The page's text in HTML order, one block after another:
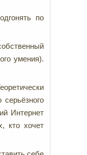
по
умения).
Интернет
кто хочет